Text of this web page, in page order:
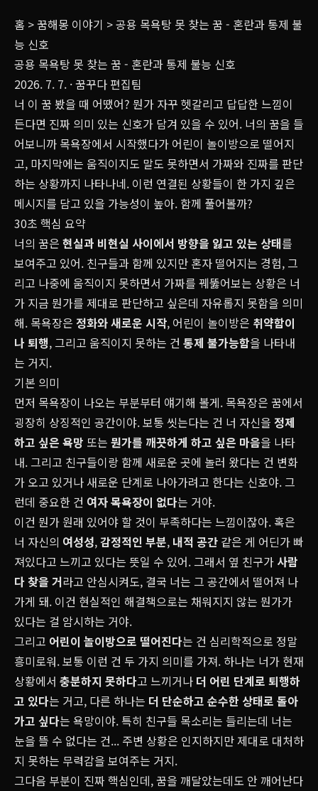
홈 >꿈해몽 이야기 >공용 목욕탕 못 찾는 꿈 - 혼란과 통제 불
능 신호
공용 목욕탕 못 찾는 꿈 - 혼란과 통제 불능 신호
2026. 7. 7. · 꿈꾸다 편집팀
너 이 꿈 봤을 때 어땠어? 뭔가 자꾸 헷갈리고 답답한 느낌이
든다면 진짜 의미 있는 신호가 담겨 있을 수 있어. 너의 꿈을 들
어보니까 목욕장에서 시작했다가 어린이 놀이방으로 떨어지
고, 마지막에는 움직이지도 말도 못하면서 가짜와 진짜를 판단
하는 상황까지 나타나네. 이런 연결된 상황들이 한 가지 깊은
메시지를 담고 있을 가능성이 높아. 함께 풀어볼까?
30초 핵심 요약
너의 꿈은 현실과 비현실 사이에서 방향을 잃고 있는 상태를
보여주고 있어. 친구들과 함께 있지만 혼자 떨어지는 경험, 그
리고 나중에 움직이지 못하면서 가짜를 꿰뚫어보는 상황은 너
가 지금 뭔가를 제대로 판단하고 싶은데 자유롭지 못함을 의미
해. 목욕장은 정화와 새로운 시작, 어린이 놀이방은 취약함이
나 퇴행, 그리고 움직이지 못하는 건 통제 불가능함을 나타내
는 거지.
기본 의미
먼저 목욕장이 나오는 부분부터 얘기해 볼게. 목욕장은 꿈에서
굉장히 상징적인 공간이야. 보통 씻는다는 건 너 자신을 정제
하고 싶은 욕망 또는 뭔가를 깨끗하게 하고 싶은 마음을 나타
내. 그리고 친구들이랑 함께 새로운 곳에 놀러 왔다는 건 변화
가 오고 있거나 새로운 단계로 나아가려고 한다는 신호야. 그
런데 중요한 건 여자 목욕장이 없다는 거야.
이건 뭔가 원래 있어야 할 것이 부족하다는 느낌이잖아. 혹은
너 자신의 여성성,감정적인 부분, 내적 공간 같은 게 어딘가 빠
져있다고 느끼고 있다는 뜻일 수 있어. 그래서 옆 친구가 사람
다 찾을 거라고 안심시켜도, 결국 너는 그 공간에서 떨어져 나
가게 돼. 이건 현실적인 해결책으로는 채워지지 않는 뭔가가
있다는 걸 암시하는 거야.
그리고 어린이 놀이방으로 떨어진다는 건 심리학적으로 정말
흥미로워. 보통 이런 건 두 가지 의미를 가져. 하나는 너가 현재
상황에서 충분하지 못하다고 느끼거나 더 어린 단계로 퇴행하
고 있다는 거고, 다른 하나는 더 단순하고 순수한 상태로 돌아
가고 싶다는 욕망이야. 특히 친구들 목소리는 들리는데 너는
눈을 뜰 수 없다는 건... 주변 상황은 인지하지만 제대로 대처하
지 못하는 무력감을 보여주는 거지.
그다음 부분이 진짜 핵심인데, 꿈을 깨달았는데도 안 깨어난다